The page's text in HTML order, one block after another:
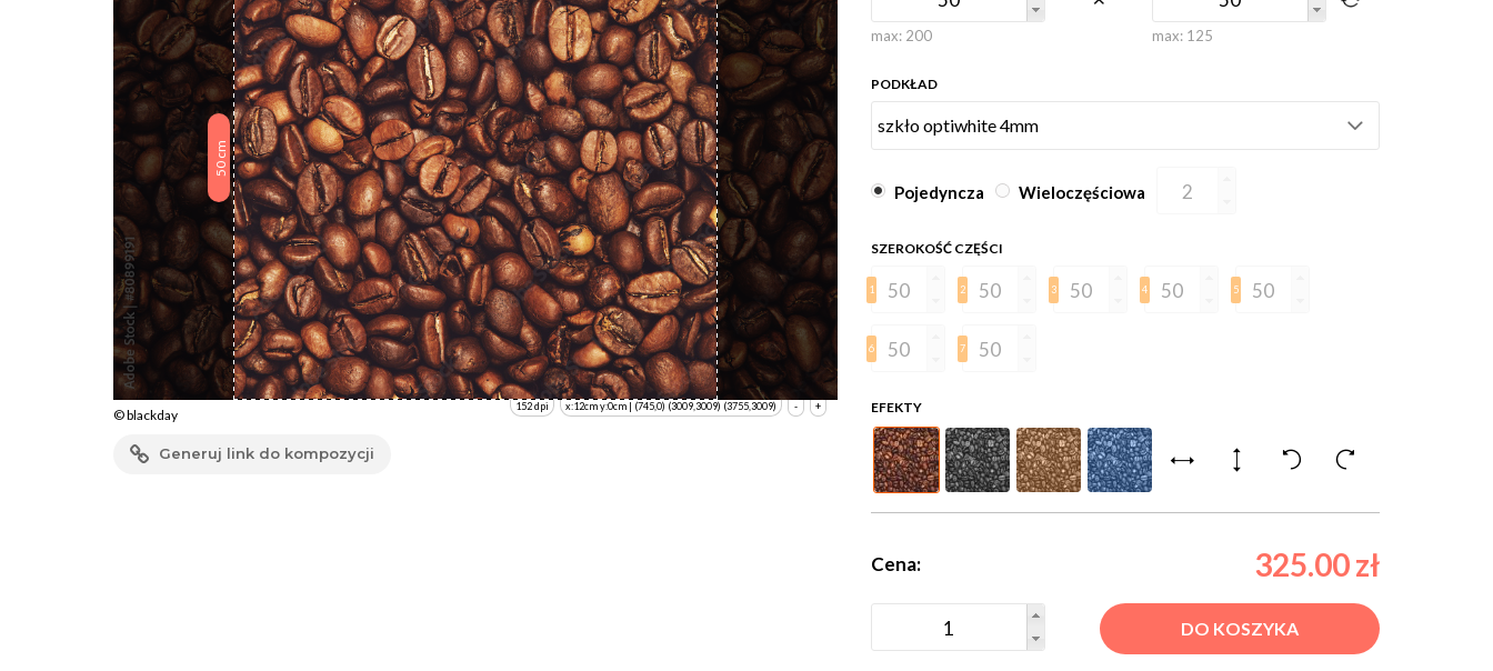
50
cm
+
-
x:12cm y:0cm | (745,0) (3009,3009) (3755,3009)
152 dpi
© blackday
Generuj link do kompozycji
max: 200 max: 125
PODKŁAD
Pojedyncza Wieloczęściowa
SZEROKOŚĆ CZĘŚCI
1 2 3 4 5
6 7
EFEKTY
Cena: 325.00 zł
DO KOSZYKA